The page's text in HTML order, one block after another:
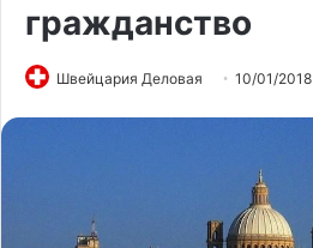
гражданство
Швейцария Деловая 10/01/2018